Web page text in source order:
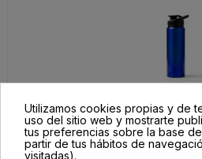
Utilizamos cookies propias y de
uso del sitio web y mostrarte
tus preferencias sobre la base
partir de tus hábitos de
visitadas).